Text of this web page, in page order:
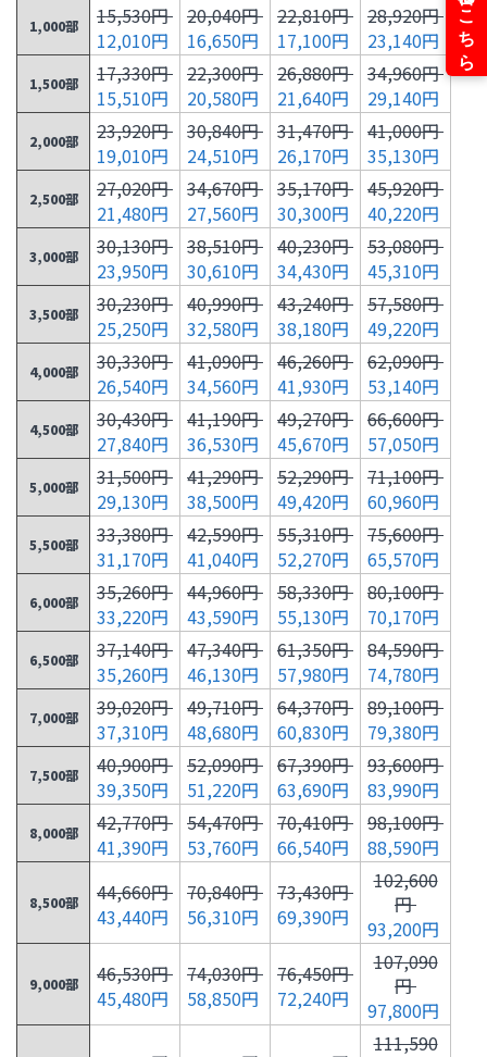
1,000部
15,530円
12,010円
20,040円
16,650円
22,810円
17,100円
28,920円
23,140円
1,500部
17,330円
15,510円
22,300円
20,580円
26,880円
21,640円
34,960円
29,140円
2,000部
23,920円
19,010円
30,840円
24,510円
31,470円
26,170円
41,000円
35,130円
2,500部
27,020円
21,480円
34,670円
27,560円
35,170円
30,300円
45,920円
40,220円
3,000部
30,130円
23,950円
38,510円
30,610円
40,230円
34,430円
53,080円
45,310円
3,500部
30,230円
25,250円
40,990円
32,580円
43,240円
38,180円
57,580円
49,220円
4,000部
30,330円
26,540円
41,090円
34,560円
46,260円
41,930円
62,090円
53,140円
4,500部
30,430円
27,840円
41,190円
36,530円
49,270円
45,670円
66,600円
57,050円
5,000部
31,500円
29,130円
41,290円
38,500円
52,290円
49,420円
71,100円
60,960円
5,500部
33,380円
31,170円
42,590円
41,040円
55,310円
52,270円
75,600円
65,570円
6,000部
35,260円
33,220円
44,960円
43,590円
58,330円
55,130円
80,100円
70,170円
6,500部
37,140円
35,260円
47,340円
46,130円
61,350円
57,980円
84,590円
74,780円
7,000部
39,020円
37,310円
49,710円
48,680円
64,370円
60,830円
89,100円
79,380円
7,500部
40,900円
39,350円
52,090円
51,220円
67,390円
63,690円
93,600円
83,990円
8,000部
42,770円
41,390円
54,470円
53,760円
70,410円
66,540円
98,100円
88,590円
8,500部
44,660円
43,440円
70,840円
56,310円
73,430円
69,390円
102,600
円
93,200円
9,000部
46,530円
45,480円
74,030円
58,850円
76,450円
72,240円
107,090
円
97,800円
111,590